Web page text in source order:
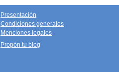
Presentación
Condiciones generales
Menciones legales
Propón tu blog